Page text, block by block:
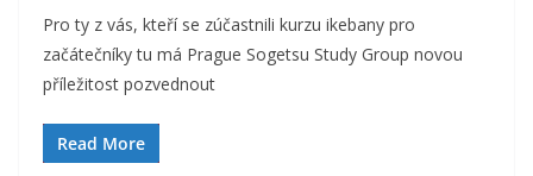
Pro ty z vás, kteří se zúčastnili kurzu ikebany pro
začátečníky tu má Prague Sogetsu Study Group novou
příležitost pozvednout
Read More